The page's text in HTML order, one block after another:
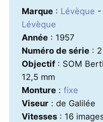
Marque: Lévèque -
Lévèque
Année: 1957
Numéro de série: 2
Objectif: SOM
12,5 mm
Monture: fixe
Viseur: de Galilée
Vitesses: 16